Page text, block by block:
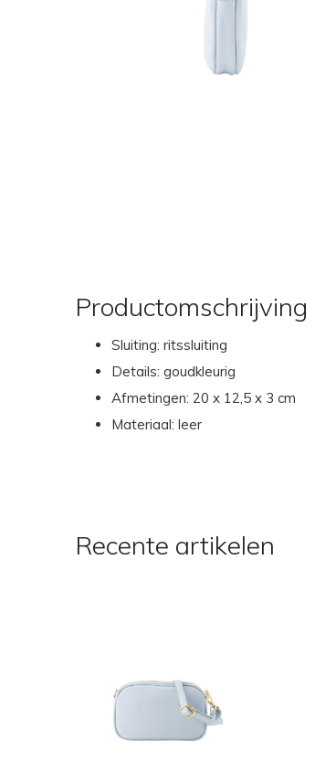
Productomschrijving
Sluiting: ritssluiting
Details: goudkleurig
Afmetingen: 20 x 12,5 x 3 cm
Materiaal: leer
Recente artikelen